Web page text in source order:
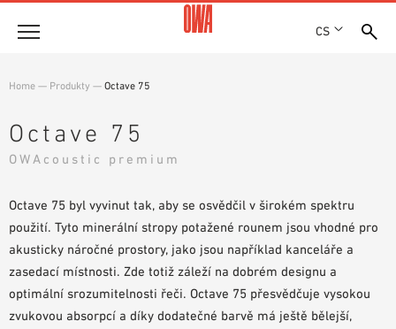
CS
LOKALITY
SHOWROOM 7TH FLOOR
Produkty
PŘEHLED PRODUKTŮ
TECHNICKÉ VYHLEDÁVÁNÍ
FUNKCE
OBLASTI POUŽITÍ
Reference
Technické poradenství
Servis
Home — Produkty — Octave 75
Octave 75
OWAcoustic premium
Octave 75 byl vyvinut tak, aby se osvědčil v širokém spektru
použití. Tyto minerální stropy potažené rounem jsou vhodné pro
akusticky náročné prostory, jako jsou například kanceláře a
zasedací místnosti. Zde totiž záleží na dobrém designu a
optimální srozumitelnosti řeči. Octave 75 přesvědčuje vysokou
zvukovou absorpcí a díky dodatečné barvě má ještě bělejší,